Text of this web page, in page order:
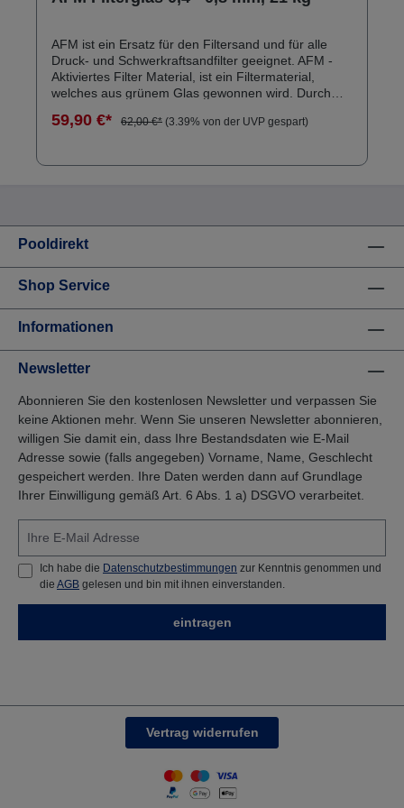
AFM ist ein Ersatz für den Filtersand und für alle
Druck- und Schwerkraftsandfilter geeignet. AFM -
Aktiviertes Filter Material, ist ein Filtermaterial,
welches aus grünem Glas gewonnen wird. Durch
Aktivierungsprozess, wird die Oberfläche des Korns
Filterbett gebildet. Vorteil: Glasklares Wasser,
weiniger Desinfektionsmittel und langlebige
Filtermaterial – Austausch ( bis zu 4 Jahre ). 21 kg
AFM Filtermaterial ist gleich zusetzten wie 25 kg
59,90 €* 62,00 €* (3.39% von der UVP gespart)
Pooldirekt
Shop Service
Informationen
Newsletter
Abonnieren Sie den kostenlosen Newsletter und verpassen Sie
keine Aktionen mehr. Wenn Sie unseren Newsletter abonnieren,
willigen Sie damit ein, dass Ihre Bestandsdaten wie E-Mail
Adresse sowie (falls angegeben) Vorname, Name, Geschlecht
gespeichert werden. Ihre Daten werden dann auf Grundlage
Ihrer Einwilligung gemäß Art. 6 Abs. 1 a) DSGVO verarbeitet.
Ich habe die Datenschutzbestimmungen zur Kenntnis genommen und
die AGB gelesen und bin mit ihnen einverstanden.
eintragen
Vertrag widerrufen